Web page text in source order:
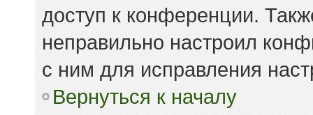
доступ к конференции.
неправильно настроил
с ним для исправления
Вернуться к началу